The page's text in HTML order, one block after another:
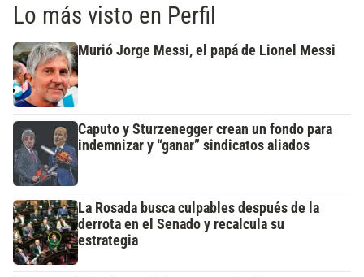
Lo más visto en Perfil
Murió Jorge Messi, el papá de Lionel Messi
Caputo y Sturzenegger crean un fondo para
indemnizar y “ganar” sindicatos aliados
La Rosada busca culpables después de la
derrota en el Senado y recalcula su
estrategia